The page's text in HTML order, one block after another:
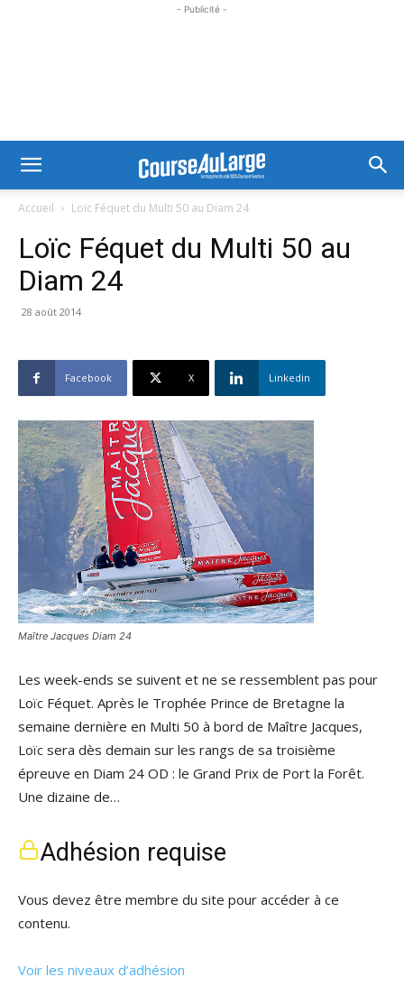
- Publicité -
Accueil Loïc Féquet du Multi 50 au Diam 24
Loïc Féquet du Multi 50 au
Diam 24
28 août 2014
Facebook X Linkedin
Maître Jacques Diam 24
Les week-ends se suivent et ne se ressemblent pas pour
Loïc Féquet. Après le Trophée Prince de Bretagne la
semaine dernière en Multi 50 à bord de Maître Jacques,
Loïc sera dès demain sur les rangs de sa troisième
épreuve en Diam 24 OD : le Grand Prix de Port la Forêt.
Une dizaine de…
Adhésion requise
Vous devez être membre du site pour accéder à ce
contenu.
Voir les niveaux d’adhésion